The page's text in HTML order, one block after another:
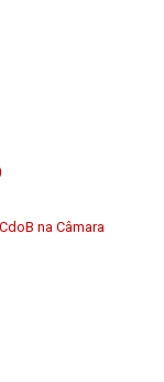
na Câmara